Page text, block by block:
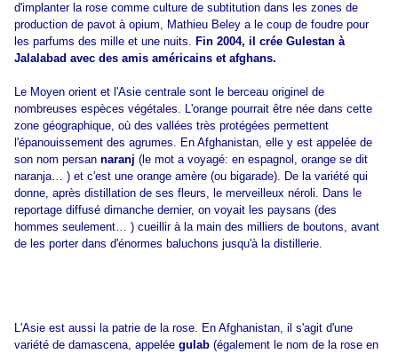
d'implanter la rose comme culture de subtitution dans les zones de
production de pavot à opium, Mathieu Beley a le coup de foudre pour
les parfums des mille et une nuits. Fin 2004, il crée Gulestan à
Jalalabad avec des amis américains et afghans.
Le Moyen orient et l'Asie centrale sont le berceau originel de
nombreuses espèces végétales. L'orange pourrait être née dans cette
zone géographique, où des vallées très protégées permettent
l'épanouissement des agrumes. En Afghanistan, elle y est appelée de
son nom persan naranj (le mot a voyagé: en espagnol, orange se dit
naranja… ) et c'est une orange amère (ou bigarade). De la variété qui
donne, après distillation de ses fleurs, le merveilleux néroli. Dans le
reportage diffusé dimanche dernier, on voyait les paysans (des
hommes seulement… ) cueillir à la main des milliers de boutons, avant
de les porter dans d'énormes baluchons jusqu'à la distillerie.
L'Asie est aussi la patrie de la rose. En Afghanistan, il s'agit d'une
variété de damascena, appelée gulab (également le nom de la rose en